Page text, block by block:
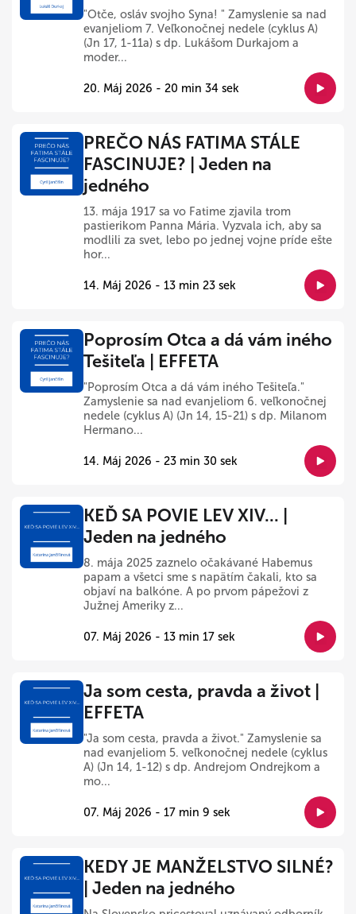
"Otče, osláv svojho Syna! " Zamyslenie sa nad
evanjeliom 7. Veľkonočnej nedele (cyklus A)
(Jn 17, 1-11a) s dp. Lukášom Durkajom a
moder...
20. Máj 2026 - 20 min 34 sek
PREČO NÁS FATIMA STÁLE
FASCINUJE? | Jeden na
jedného
13. mája 1917 sa vo Fatime zjavila trom
pastierikom Panna Mária. Vyzvala ich, aby sa
modlili za svet, lebo po jednej vojne príde ešte
hor...
14. Máj 2026 - 13 min 23 sek
Poprosím Otca a dá vám iného
Tešiteľa | EFFETA
"Poprosím Otca a dá vám iného Tešiteľa."
Zamyslenie sa nad evanjeliom 6. veľkonočnej
nedele (cyklus A) (Jn 14, 15-21) s dp. Milanom
Hermano...
14. Máj 2026 - 23 min 30 sek
KEĎ SA POVIE LEV XIV... |
Jeden na jedného
8. mája 2025 zaznelo očakávané Habemus
papam a všetci sme s napätím čakali, kto sa
objaví na balkóne. A po prvom pápežovi z
Južnej Ameriky z...
07. Máj 2026 - 13 min 17 sek
Ja som cesta, pravda a život |
EFFETA
"Ja som cesta, pravda a život." Zamyslenie sa
nad evanjeliom 5. veľkonočnej nedele (cyklus
A) (Jn 14, 1-12) s dp. Andrejom Ondrejkom a
mo...
07. Máj 2026 - 17 min 9 sek
KEDY JE MANŽELSTVO SILNÉ?
| Jeden na jedného